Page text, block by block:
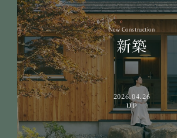
New Construction
新築
2026.04.26
UP